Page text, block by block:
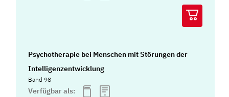
Psychotherapie bei Menschen mit Störungen der
Intelligenzentwicklung
Band 98
Verfügbar als: